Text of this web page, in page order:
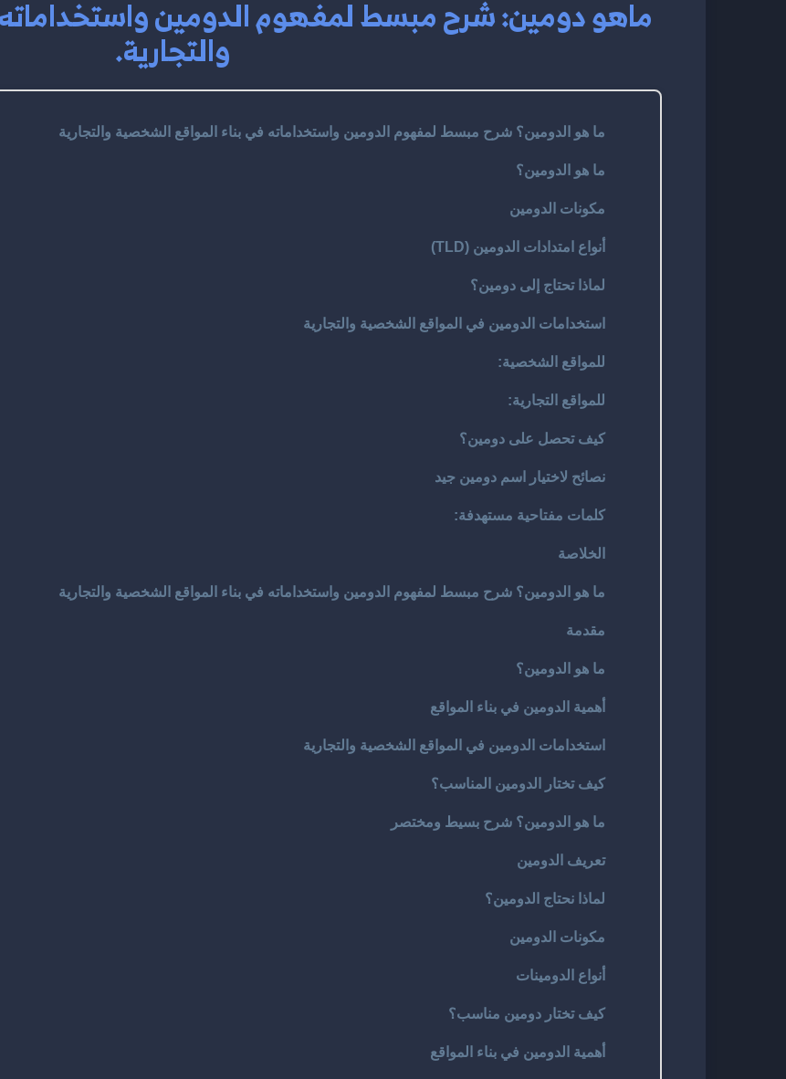
ماهو دومين: شرح مبسط لمفهوم الدومين
والتجارية.
ما هو الدومين؟ شرح مبسط لمفهوم الدومين واستخداماته في بناء المواقع الشخصية والتجارية
ما هو الدومين؟
مكونات الدومين
أنواع امتدادات الدومين (TLD)
لماذا تحتاج إلى دومين؟
استخدامات الدومين في المواقع الشخصية والتجارية
للمواقع الشخصية:
للمواقع التجارية:
كيف تحصل على دومين؟
نصائح لاختيار اسم دومين جيد
كلمات مفتاحية مستهدفة:
الخلاصة
ما هو الدومين؟ شرح مبسط لمفهوم الدومين واستخداماته في بناء المواقع الشخصية والتجارية
مقدمة
ما هو الدومين؟
أهمية الدومين في بناء المواقع
استخدامات الدومين في المواقع الشخصية والتجارية
كيف تختار الدومين المناسب؟
ما هو الدومين؟ شرح بسيط ومختصر
تعريف الدومين
لماذا نحتاج الدومين؟
مكونات الدومين
أنواع الدومينات
كيف تختار دومين مناسب؟
أهمية الدومين في بناء المواقع